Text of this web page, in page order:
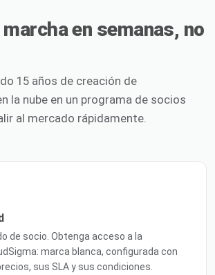
en semanas, no
15 años de creación de
la nube en un programa de socios
al mercado rápidamente.
de socio. Obtenga acceso a la
marca blanca, configurada con
sus SLA y sus condiciones.